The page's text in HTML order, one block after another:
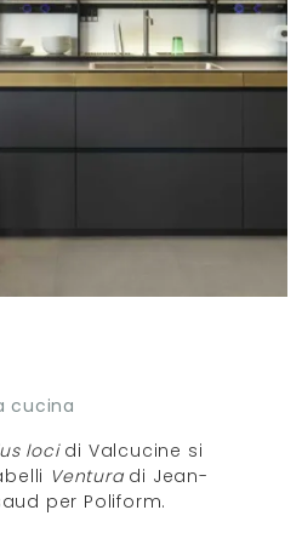
cucina
locidi Valcucine si
Venturadi Jean-
per Poliform.